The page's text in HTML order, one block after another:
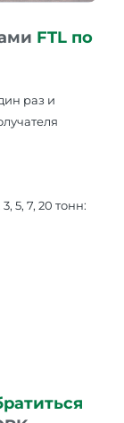
FTL по
раз и
5, 7, 20 тонн: